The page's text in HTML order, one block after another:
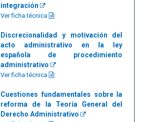
integración
Ver ficha técnica
Discrecionalidad y motivación del
acto administrativo en la ley
española de procedimiento
administrativo
Ver ficha técnica
Cuestiones fundamentales sobre la
reforma de la Teoría General del
Derecho Administrativo